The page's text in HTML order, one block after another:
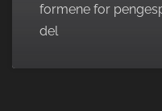
formene for
del